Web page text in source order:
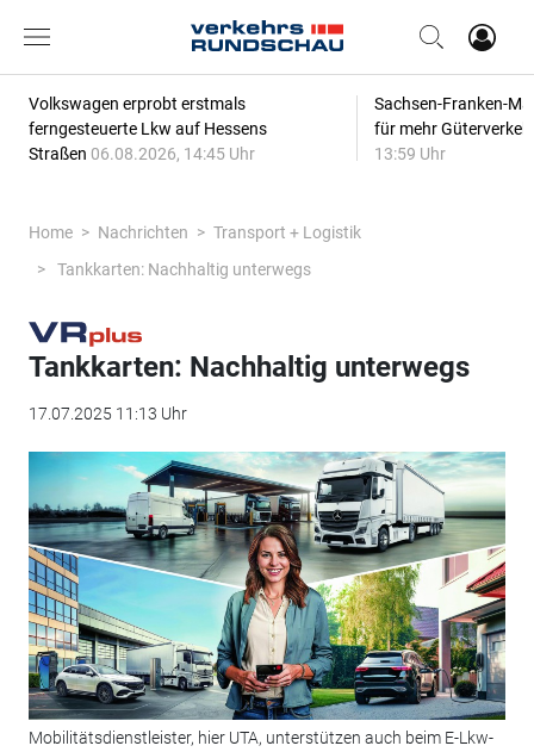
Volkswagen erprobt erstmals
ferngesteuerte Lkw auf Hessens
Straßen 06.08.2026, 14:45 Uhr
Sachsen-Franken-
für mehr
13:59 Uhr
Home Nachrichten
Transport + Logistik
Tankkarten: Nachhaltig unterwegs
Tankkarten: Nachhaltig unterwegs
17.07.2025 11:13 Uhr
Mobilitätsdienstleister, hier UTA, unterstützen auch beim E-Lkw-